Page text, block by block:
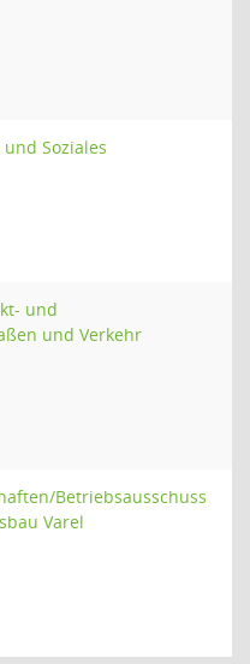
Soziales
und
und Verkehr
Betriebsausschuss
Varel